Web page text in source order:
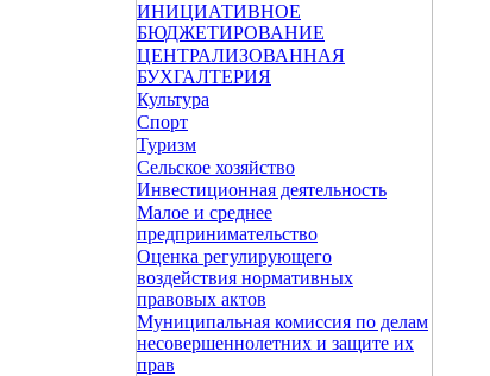
ИНИЦИАТИВНОЕ
БЮДЖЕТИРОВАНИЕ
ЦЕНТРАЛИЗОВАННАЯ
БУХГАЛТЕРИЯ
Культура
Спорт
Туризм
Сельское хозяйство
Инвестиционная деятельность
Малое и среднее
предпринимательство
Оценка регулирующего
воздействия нормативных
правовых актов
Муниципальная комиссия по делам
несовершеннолетних и защите их
прав